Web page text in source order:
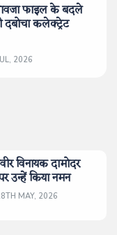
फाइल के बदले
कलेक्ट्रेट
2026
विनायक दामोदर
उन्हें किया नमन
MAY, 2026